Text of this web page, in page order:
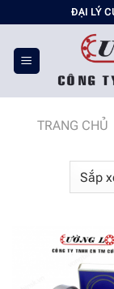
đến
nội
dung
ĐẠI LÝ
TRANG CHỦ